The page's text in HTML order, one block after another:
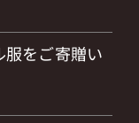
をご寄贈い